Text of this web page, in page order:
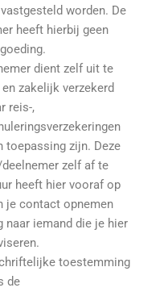
worden. De
heeft hierbij geen
dient zelf uit te
zakelijk verzekerd
reis-,
toepassing zijn. Deze
zelf af te
heeft hier vooraf op
je contact opnemen
naar iemand die je hier
toestemming
de